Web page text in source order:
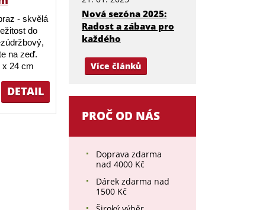
- skvělá
do
na zeď.
x 24 cm
DETAIL
Nová sezóna 2025:
Radost a zábava pro
každého
Více článků
PROČ OD NÁS
Doprava zdarma
nad 4000 Kč
Dárek zdarma nad
1500 Kč